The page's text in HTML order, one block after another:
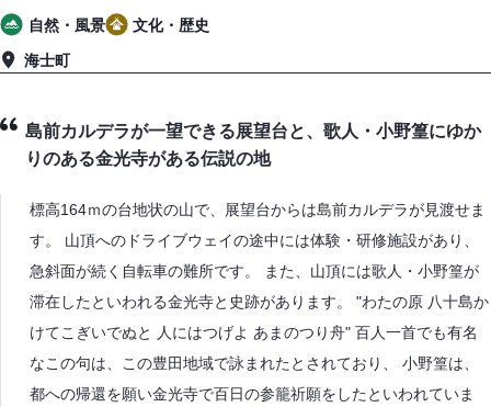
ジ
ャ
ル
自然・風景 文化・歴史
エ
ア
海士町
島前カルデラが一望できる展望台と、歌人・小野篁にゆか
りのある金光寺がある伝説の地
標高164ｍの台地状の山で、展望台からは島前カルデラが見渡せま
す。 山頂へのドライブウェイの途中には体験・研修施設があり、
急斜面が続く自転車の難所です。 また、山頂には歌人・小野篁が
滞在したといわれる金光寺と史跡があります。 "わたの原 八十島か
けてこぎいでぬと 人にはつげよ あまのつり舟" 百人一首でも有名
なこの句は、この豊田地域で詠まれたとされており、 小野篁は、
都への帰還を願い金光寺で百日の参籠祈願をしたといわれていま